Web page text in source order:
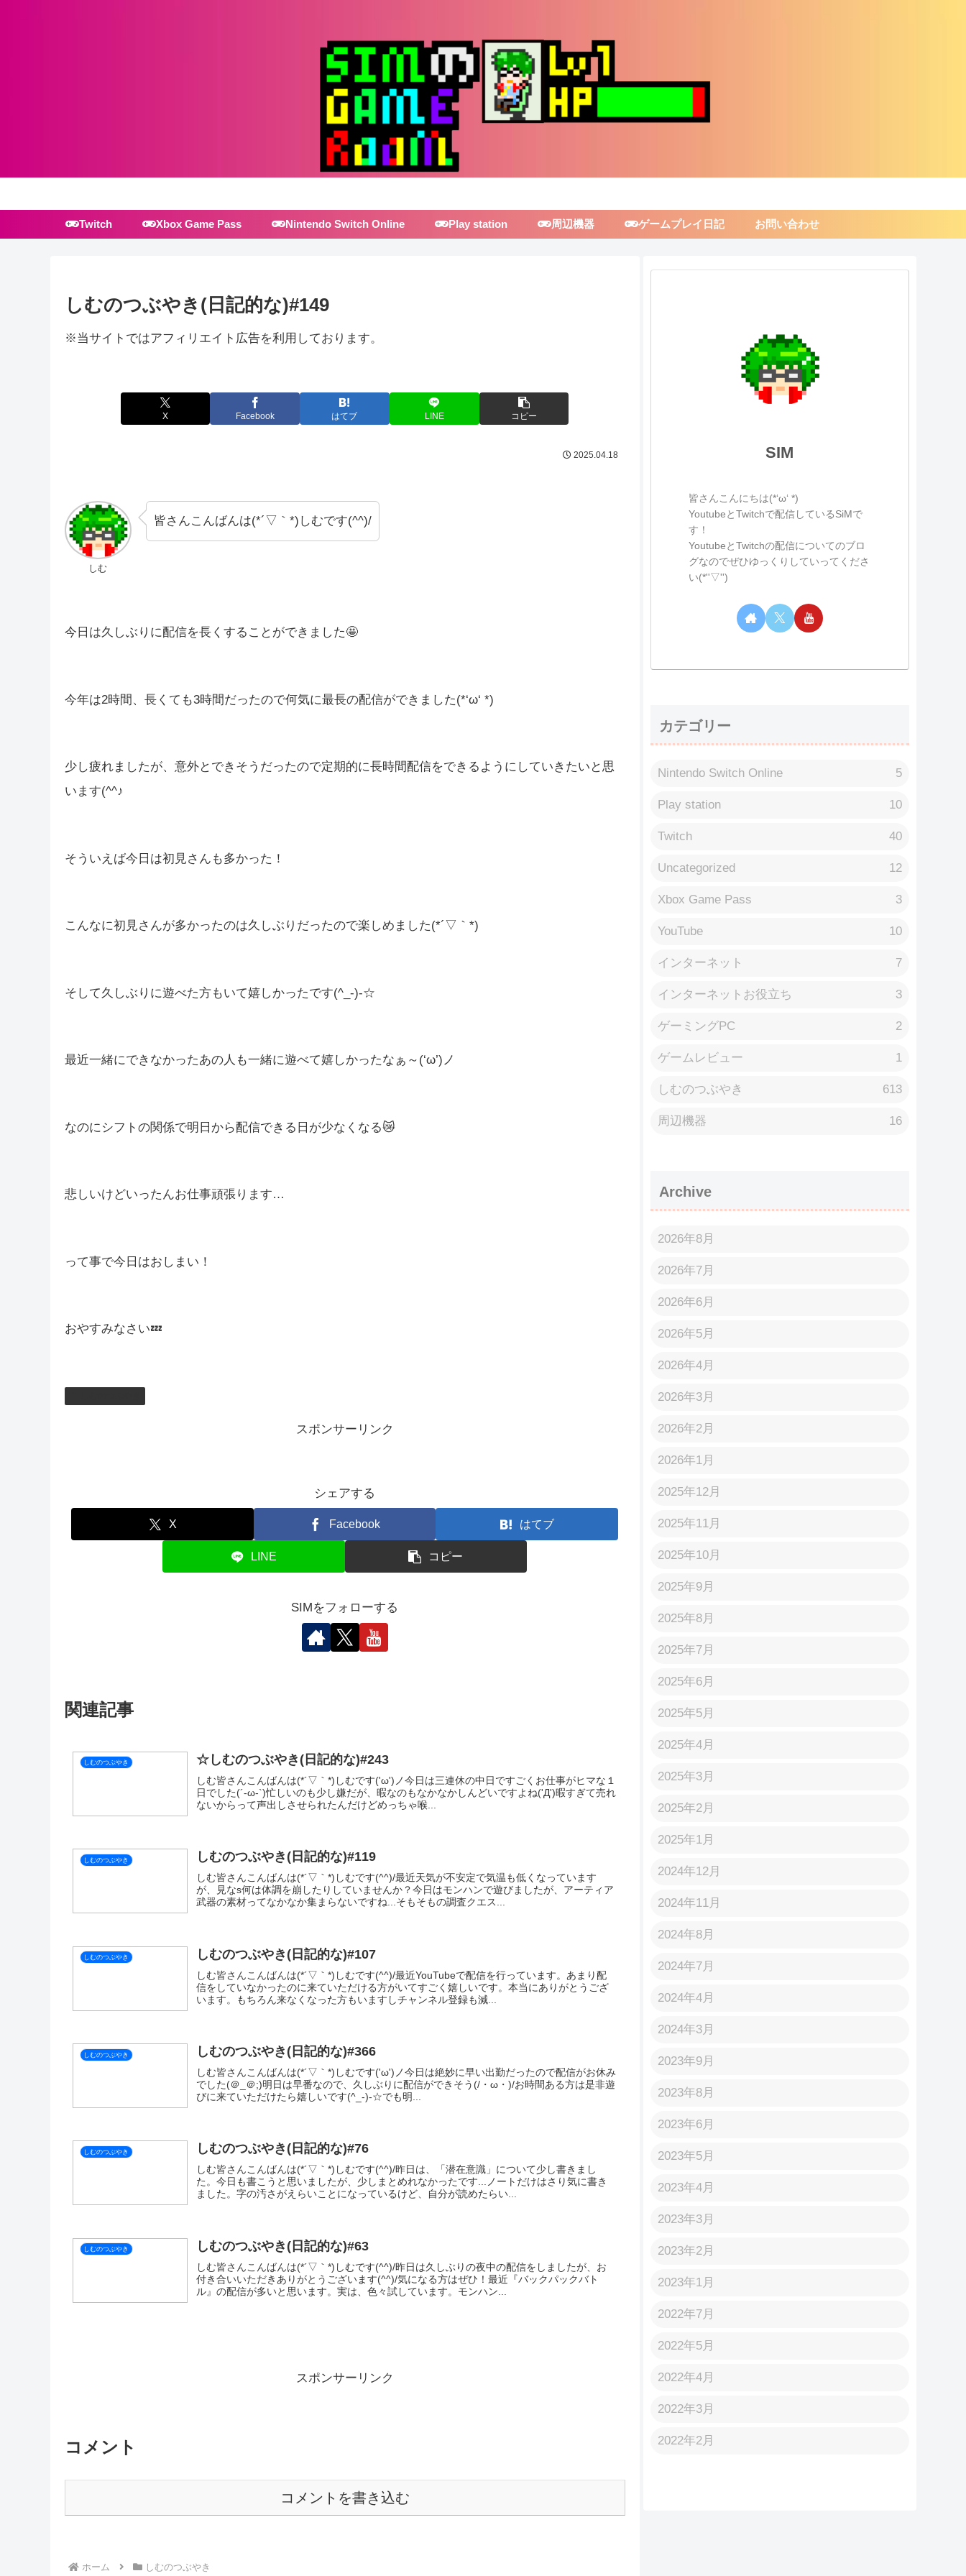
Twitch Xbox Game Pass Nintendo Switch Online Play station 周辺機器 ゲームプレイ日記 お問い合わせ
しむのつぶやき(日記的な)#149
※当サイトではアフィリエイト広告を利用しております。
X Facebook はてブ LINE コピー
2025.04.18
しむ
皆さんこんばんは(*´▽｀*)しむです(^^)/
今日は久しぶりに配信を長くすることができました🤩
今年は2時間、長くても3時間だったので何気に最長の配信ができました(*‘ω‘ *)
少し疲れましたが、意外とできそうだったので定期的に長時間配信をできるようにしていきたいと思
います(^^♪
そういえば今日は初見さんも多かった！
こんなに初見さんが多かったのは久しぶりだったので楽しめました(*´▽｀*)
そして久しぶりに遊べた方もいて嬉しかったです(^_-)-☆
最近一緒にできなかったあの人も一緒に遊べて嬉しかったなぁ～(‘ω’)ノ
なのにシフトの関係で明日から配信できる日が少なくなる😿
悲しいけどいったんお仕事頑張ります…
って事で今日はおしまい！
おやすみなさい💤
スポンサーリンク
シェアする
X Facebook はてブ
LINE コピー
SIMをフォローする
関連記事
しむのつぶやき ☆しむのつぶやき(日記的な)#243
しむ皆さんこんばんは(*´▽｀*)しむです('ω')ノ今日は三連休の中日ですごくお仕事がヒマな１
日でした(´-ω-`)忙しいのも少し嫌だが、暇なのもなかなかしんどいですよね('Д')暇すぎて売れ
ないからって声出しさせられたんだけどめっちゃ喉...
しむのつぶやき しむのつぶやき(日記的な)#119
しむ皆さんこんばんは(*´▽｀*)しむです(^^)/最近天気が不安定で気温も低くなっています
が、見なs何は体調を崩したりしていませんか？今日はモンハンで遊びましたが、アーティア
武器の素材ってなかなか集まらないですね...そもそもの調査クエス...
しむのつぶやき しむのつぶやき(日記的な)#107
しむ皆さんこんばんは(*´▽｀*)しむです(^^)/最近YouTubeで配信を行っています。あまり配
信をしていなかったのに来ていただける方がいてすごく嬉しいです。本当にありがとうござ
います。もちろん来なくなった方もいますしチャンネル登録も減...
しむのつぶやき しむのつぶやき(日記的な)#366
しむ皆さんこんばんは(*´▽｀*)しむです('ω')ノ今日は絶妙に早い出勤だったので配信がお休み
でした(＠_＠;)明日は早番なので、久しぶりに配信ができそう(/・ω・)/お時間ある方は是非遊
びに来ていただけたら嬉しいです(^_-)-☆でも明...
しむのつぶやき しむのつぶやき(日記的な)#76
しむ皆さんこんばんは(*´▽｀*)しむです(^^)/昨日は、「潜在意識」について少し書きまし
た。今日も書こうと思いましたが、少しまとめれなかったです...ノートだけはさり気に書き
ました。字の汚さがえらいことになっているけど、自分が読めたらい...
しむのつぶやき しむのつぶやき(日記的な)#63
しむ皆さんこんばんは(*´▽｀*)しむです(^^)/昨日は久しぶりの夜中の配信をしましたが、お
付き合いいただきありがとうございます(^^)/気になる方はぜひ！最近『バックパックバト
ル』の配信が多いと思います。実は、色々試しています。モンハン...
スポンサーリンク
コメント
コメントを書き込む
ホーム しむのつぶやき
SIM
皆さんこんにちは(*‘ω‘ *)
YoutubeとTwitchで配信しているSiMで
す！
YoutubeとTwitchの配信についてのブロ
グなのでぜひゆっくりしていってくださ
い(*''▽'')
カテゴリー
Nintendo Switch Online 5
Play station 10
Twitch 40
Uncategorized 12
Xbox Game Pass 3
YouTube 10
インターネット 7
インターネットお役立ち 3
ゲーミングPC 2
ゲームレビュー 1
しむのつぶやき 613
周辺機器 16
Archive
2026年8月
2026年7月
2026年6月
2026年5月
2026年4月
2026年3月
2026年2月
2026年1月
2025年12月
2025年11月
2025年10月
2025年9月
2025年8月
2025年7月
2025年6月
2025年5月
2025年4月
2025年3月
2025年2月
2025年1月
2024年12月
2024年11月
2024年8月
2024年7月
2024年4月
2024年3月
2023年9月
2023年8月
2023年6月
2023年5月
2023年4月
2023年3月
2023年2月
2023年1月
2022年7月
2022年5月
2022年4月
2022年3月
2022年2月